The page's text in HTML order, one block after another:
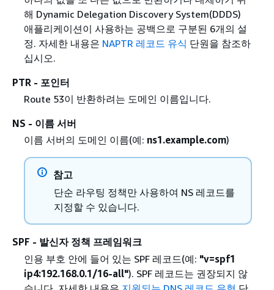
해 Dynamic Delegation Discovery System(DDDS)
애플리케이션이 사용하는 공백으로 구분된 6개의 설
정. 자세한 내용은 NAPTR 레코드 유식 단원을 참조하
십시오.
PTR - 포인터
Route 53이 반환하려는 도메인 이름입니다.
NS - 이름 서버
이름 서버의 도메인 이름(예: ns1.example.com)
참고
단순 라우팅 정책만 사용하여 NS 레코드를
지정할 수 있습니다.
SPF - 발신자 정책 프레임워크
인용 부호 안에 들어 있는 SPF 레코드(예: "v=spf1
ip4:192.168.0.1/16-all"). SPF 레코드는 권장되지 않